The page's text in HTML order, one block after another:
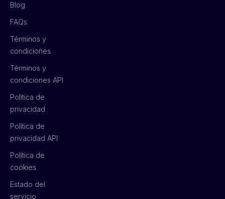
Blog
FAQs
Términos y
condiciones
Términos y
condiciones API
Política de
privacidad
Política de
privacidad API
Política de
cookies
Estado del
servicio